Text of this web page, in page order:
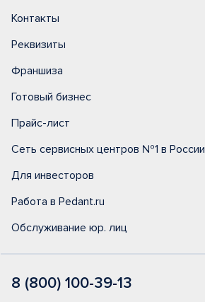
Контакты
Реквизиты
Франшиза
Готовый бизнес
Прайс-лист
Сеть сервисных центров №1 в России
Для инвесторов
Работа в Pedant.ru
Обслуживание юр. лиц
8 (800) 100-39-13